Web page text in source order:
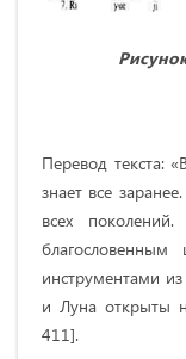
Перевод текста:
знает все
всех
инструментами
и Луна открыты
411].